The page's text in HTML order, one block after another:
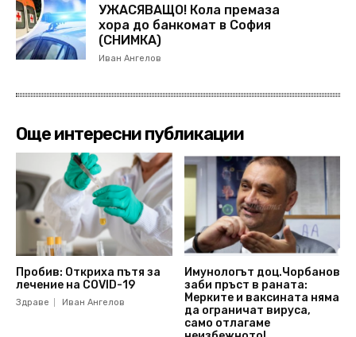
УЖАСЯВАЩО! Кола премаза
хора до банкомат в София
(СНИМКА)
Иван Ангелов
Още интересни публикации
Пробив: Откриха пътя за
лечение на COVID-19
Здраве Иван Ангелов
Имунологът доц.Чорбанов
заби пръст в раната:
Мерките и ваксината няма
да ограничат вируса,
само отлагаме